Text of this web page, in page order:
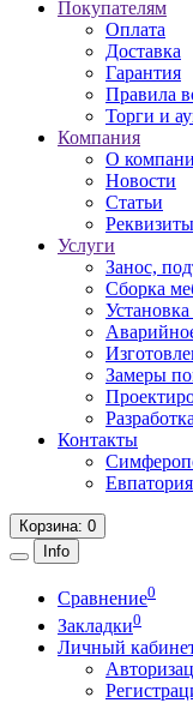
Покупателям
Оплата
Доставка
Гарантия
Правила
Торги и
Компания
О
Новости
Статьи
Реквизиты
Услуги
Занос,
Сборка
Замеры
Контакты
Евпатория
Корзина: 0
Info
Сравнение0
Закладки0
Личный